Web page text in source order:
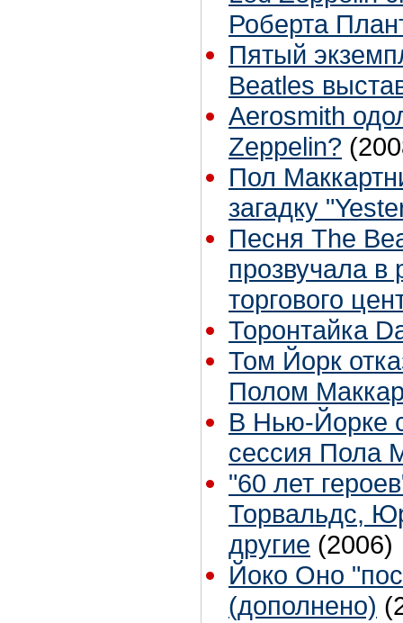
Роберта
Пятый
Beatles
Aerosmith
Zeppelin?
Пол
загадку
Песня The
прозвучала в
торгового
Торонтайка
Том Йорк
Полом
В Нью-Йорке
сессия Пола
"60 лет
Торвальдс,
другие (2006)
Йоко Оно
(дополнено)